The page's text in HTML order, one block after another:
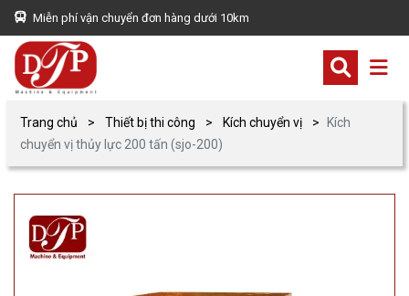
Miễn phí vận chuyển đơn hàng dưới 10km
Trang chủ Thiết bị thi công Kích chuyển vị
Kích
chuyển vị thủy lực 200 tấn (sjo-200)